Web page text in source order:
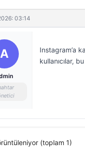
03:14
A
Instagram’a
kullanıcılar,
(toplam 1)